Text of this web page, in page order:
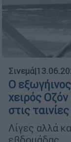
Σινεμά|
Ο
χειρός Οζόν
στις
Λίγες αλλά